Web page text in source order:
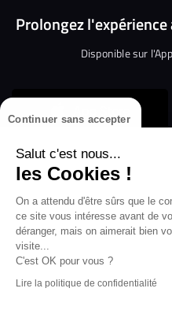
Continuer sans accepter
Salut c'est nous...
les Cookies !
On a attendu d'être sûrs que le
ce site vous intéresse avant de
déranger, mais on aimerait bien
visite...
C'est OK pour vous ?
Lire la politique de confidentialité
Prolongez
Disponible sur
Confidentialité
Conditions générales
les webradios RIFFX
en exclusivité sur VIBES le titre de